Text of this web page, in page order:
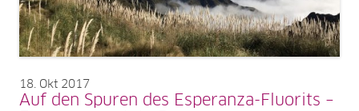
18 Okt 2017
Auf den Spuren des Esperanza-Fluorits –